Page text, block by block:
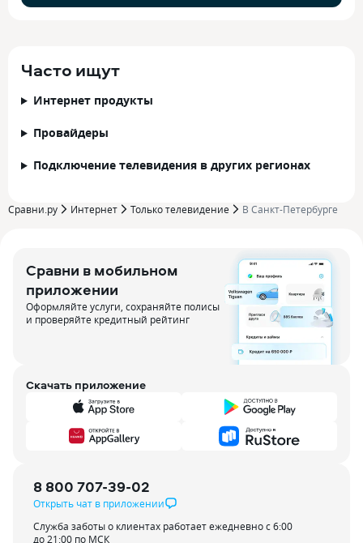
Часто ищут
Интернет продукты
Провайдеры
Подключение телевидения в других регионах
Сравни.ру Интернет Только телевидение В Санкт-Петербурге
Сравни в мобильном
приложении
Оформляйте услуги, сохраняйте полисы
и проверяйте кредитный рейтинг
Скачать приложение
8 800 707-39-02
Открыть чат в приложении
Служба заботы о клиентах работает ежедневно с 6:00
до 21:00 по МСК